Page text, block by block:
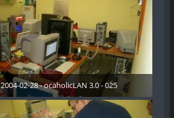
2004-02-28 - ocaholicLAN 3.0 - 025
19. Mai 2015